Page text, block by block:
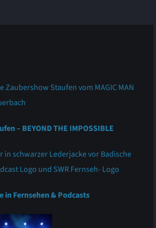
– BEYOND THE IMPOSSIBLE
Fernsehen & Podcasts